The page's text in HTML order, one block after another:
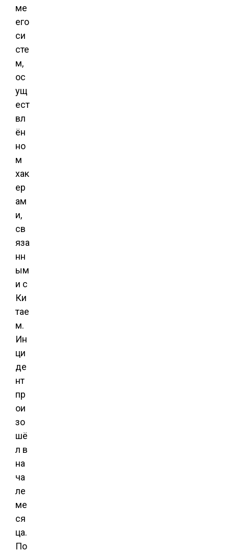
ме
его
си
сте
м,
ос
ущ
ест
вл
ён
но
м
хак
ер
ам
и,
св
яза
нн
ым
и с
Ки
тае
м.
Ин
ци
де
нт
пр
ои
зо
шё
л в
на
ча
ле
ме
ся
ца.
По